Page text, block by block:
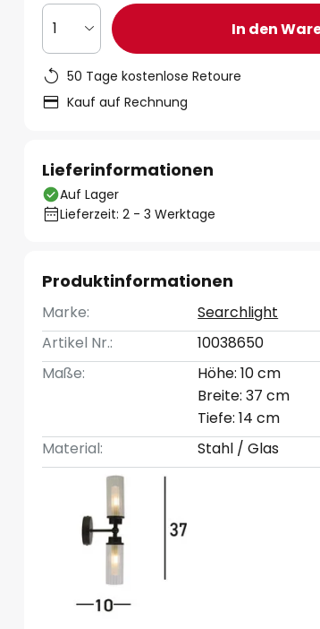
1 In den
50 Tage kostenlose Retoure
Kauf auf Rechnung
Lieferinformationen
Auf Lager
Lieferzeit: 2 - 3 Werktage
Produktinformationen
Marke:
Searchlight
Artikel Nr.:
10038650
Maße:
Höhe: 10 cm
Breite: 37 cm
Tiefe: 14 cm
Material:
Stahl / Glas